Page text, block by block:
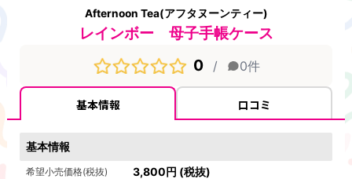
Afternoon Tea(アフタヌーンティー)
レインボー 母子手帳ケース
0
/ 0件
基本情報 口コミ
基本情報
希望小売価格(税抜) 3,800円 (税抜)